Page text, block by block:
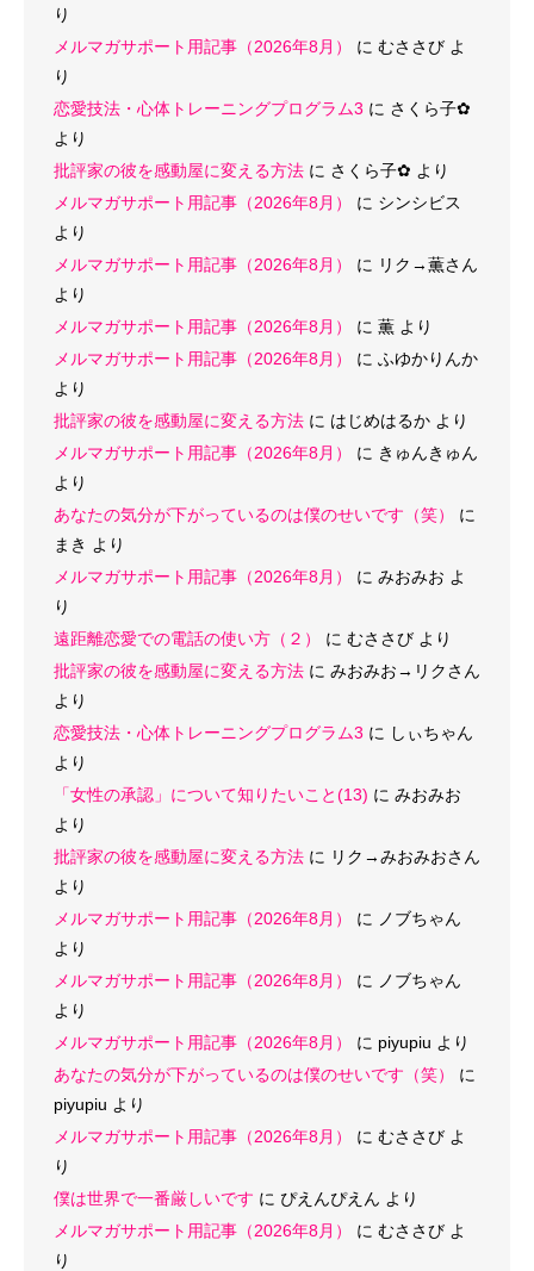
り
メルマガサポート用記事（2026年8月）
に むささび よ
り
恋愛技法・心体トレーニングプログラム3 に さくら子‪✿
より
批評家の彼を感動屋に変える方法 に さくら子‪✿ より
メルマガサポート用記事（2026年8月）
に シンシビス
より
メルマガサポート用記事（2026年8月）
に リク→薫さん
より
メルマガサポート用記事（2026年8月）
に 薫 より
メルマガサポート用記事（2026年8月）
に ふゆかりんか
より
批評家の彼を感動屋に変える方法 に はじめはるか より
メルマガサポート用記事（2026年8月）
に きゅんきゅん
より
あなたの気分が下がっているのは僕のせいです（笑）
に
まき より
メルマガサポート用記事（2026年8月）
に みおみお よ
り
遠距離恋愛での電話の使い方（２）
に むささび より
批評家の彼を感動屋に変える方法 に みおみお→リクさん
より
恋愛技法・心体トレーニングプログラム3 に しぃちゃん
より
「女性の承認」について知りたいこと(13) に みおみお
より
批評家の彼を感動屋に変える方法 に リク→みおみおさん
より
メルマガサポート用記事（2026年8月）
に
ノブちゃん
より
メルマガサポート用記事（2026年8月）
に
ノブちゃん
より
メルマガサポート用記事（2026年8月）
に piyupiu より
あなたの気分が下がっているのは僕のせいです（笑）
に
piyupiu より
メルマガサポート用記事（2026年8月）
に むささび よ
り
僕は世界で一番厳しいです に ぴえんぴえん より
メルマガサポート用記事（2026年8月）
に むささび よ
り